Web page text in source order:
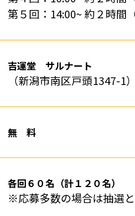
第５回：14:00~ 約２時間
吉運堂 サルナート
（新潟市南区戸頭1347-
無 料
各回６０名（計１２０名）
※応募多数の場合は抽選と